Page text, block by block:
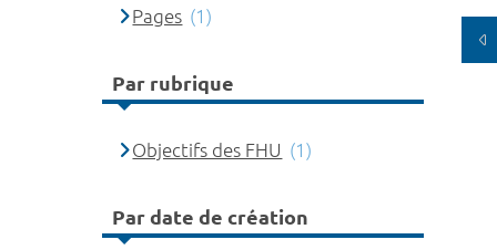
Pages (1)
Par rubrique
Objectifs des FHU (1)
Par date de création